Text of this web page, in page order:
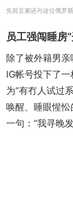
先前五索还与这位俄罗
员工强闯睡
除了被外籍男
IG帐号投下了
为“有冇人试过
唤醒、睡眼惺
一句：“我寻晚